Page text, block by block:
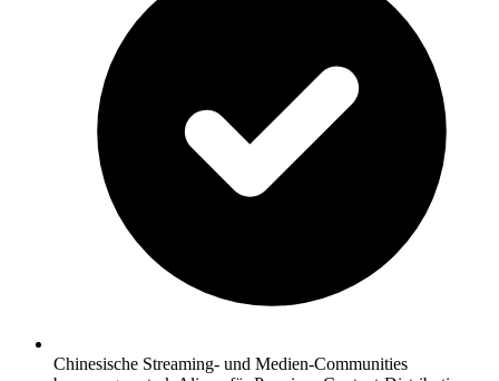
Chinesische Streaming- und Medien-Communities